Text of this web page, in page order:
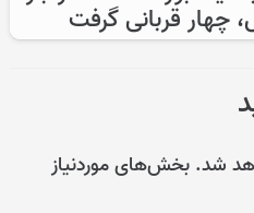
چهار قربانی گرفت
شد. بخش‌های موردنیاز